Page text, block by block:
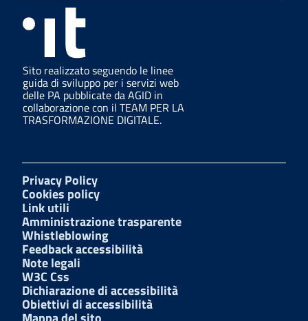
Sito realizzato seguendo le linee
guida di sviluppo per i servizi web
delle PA pubblicate da AGID in
collaborazione con il TEAM PER LA
TRASFORMAZIONE DIGITALE.
Privacy Policy
Cookies policy
Link utili
Amministrazione trasparente
Whistleblowing
Feedback accessibilità
Note legali
W3C Css
Dichiarazione di accessibilità
Obiettivi di accessibilità